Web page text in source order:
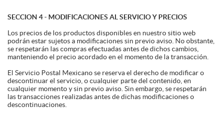
SECCION 4 - MODIFICACIONES AL SERVICIO Y PRECIOS
Los precios de los productos disponibles en nuestro sitio web
podrán estar sujetos a modificaciones sin previo aviso. No obstante,
se respetarán las compras efectuadas antes de dichos cambios,
manteniendo el precio acordado en el momento de la transacción.
El Servicio Postal Mexicano se reserva el derecho de modificar o
descontinuar el servicio, o cualquier parte del contenido, en
cualquier momento y sin previo aviso. Sin embargo, se respetarán
las transacciones realizadas antes de dichas modificaciones o
descontinuaciones.